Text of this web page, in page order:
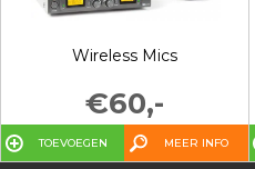
Wireless Mics
€60,-
TOEVOEGEN MEER INFO